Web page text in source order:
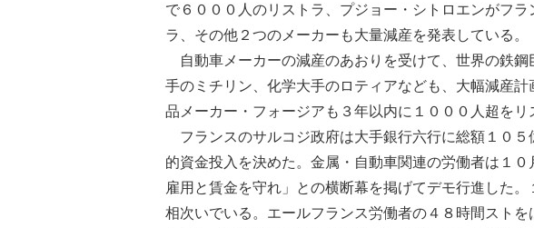
で６０００人のリストラ、プジョー・シトロエンがフラ
ラ、その他２つのメーカーも大量減産を発表している。
自動車メーカーの減産のあおりを受けて、世界の鉄鋼
手のミチリン、化学大手のロティアなども、大幅減産
品メーカー・フォージアも３年以内に１０００人超をリ
フランスのサルコジ政府は大手銀行六行に総額１０５
的資金投入を決めた。金属・自動車関連の労働者は１０
雇用と賃金を守れ」との横断幕を掲げてデモ行進した
相次いでいる。エールフランス労働者の４８時間スト